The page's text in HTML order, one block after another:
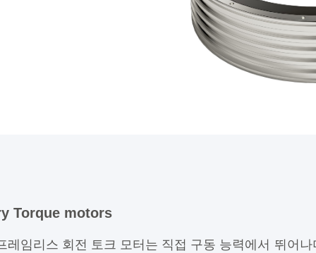
Torque motors
임리스 회전 토크 모터는 직접 구동 능력에서 뛰어